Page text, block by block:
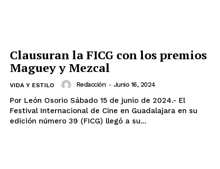
Clausuran la FICG con los premios
Maguey y Mezcal
VIDA Y ESTILO Redacción - Junio 16, 2024
Por León Osorio Sábado 15 de junio de 2024.- El
Festival Internacional de Cine en Guadalajara en su
edición número 39 (FICG) llegó a su...